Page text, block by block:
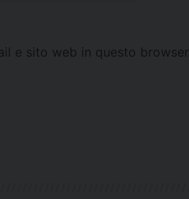
e sito web in questo